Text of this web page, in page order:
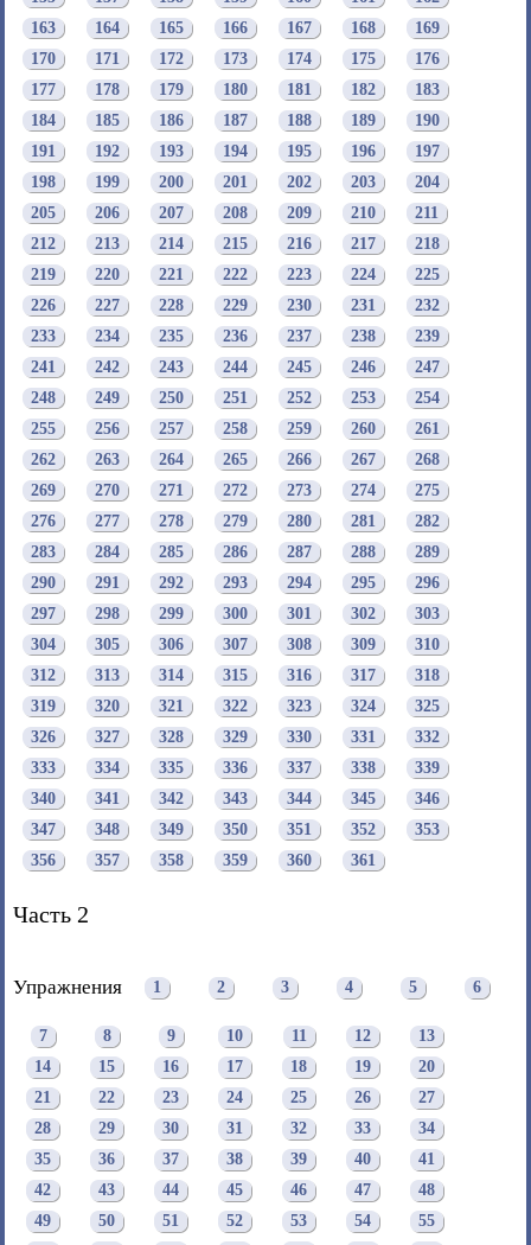
163
164 165 166 167 168
169
170
171 172 173 174 175
176
177
178 179 180 181 182
183
184
185 186 187 188 189
190
191
192 193 194 195 196
197
198
199 200 201 202 203
204
205
206 207 208 209 210
211
212
213 214 215 216 217
218
219
220 221 222 223 224
225
226
227 228 229 230 231
232
233
234 235 236 237 238
239
241
242 243 244 245 246
247
248
249 250 251 252 253
254
255
256 257 258 259 260
261
262
263 264 265 266 267
268
269
270 271 272 273 274
275
276
277 278 279 280 281
282
283
284 285 286 287 288
289
290
291 292 293 294 295
296
297
298 299 300 301 302
303
304
305 306 307 308 309
310
312
313 314 315 316 317
318
319
320 321 322 323 324
325
326
327 328 329 330 331
332
333
334 335 336 337 338
339
340
341 342 343 344 345
346
347
348 349 350 351 352
353
356
357 358 359 360 361
Часть 2
Упражнения 1 2 3 4 5 6
7 8 9 10 11 12
13
14
15 16 17 18 19
20
21
22 23 24 25 26
27
28
29 30 31 32 33
34
35
36 37 38 39 40
41
42
43 44 45 46 47
48
49
50 51 52 53 54
55